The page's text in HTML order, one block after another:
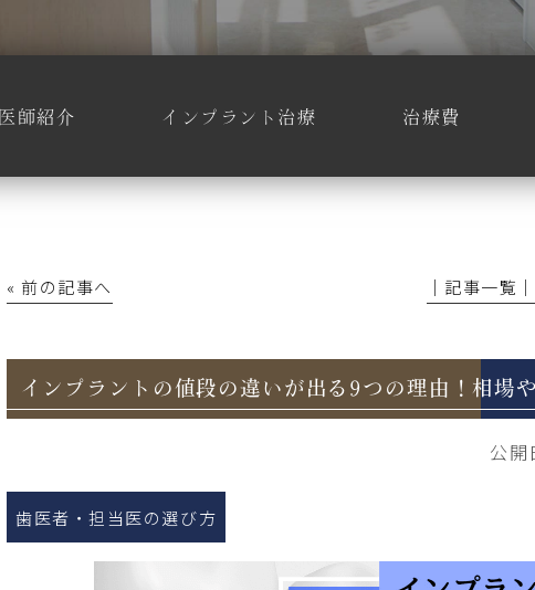
医師紹介 インプラント治療 治療費
« 前の記事へ │記事一覧│
インプラントの値段の違いが出る9つの理由！相場
公開
歯医者・担当医の選び方